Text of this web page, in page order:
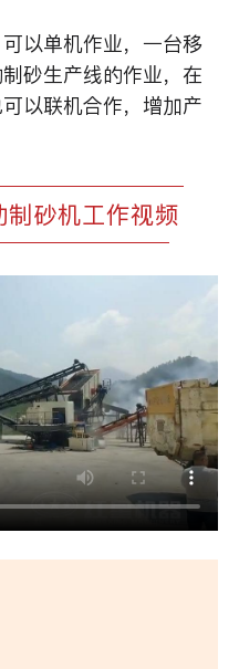
以单机作业，一台移
砂生产线的作业，在
以联机合作，增加产
制砂机工作视频